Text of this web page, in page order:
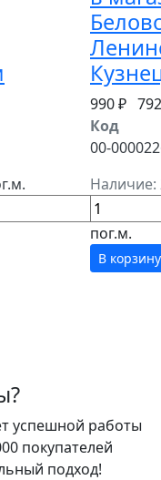
990 ₽
Код
00-
Наличие:
пог.м.
В корзину
успешной работы
покупателей
подход!